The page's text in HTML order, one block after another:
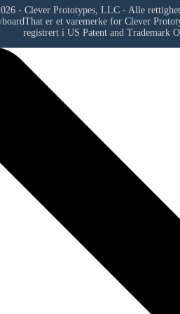
- Clever Prototypes, LLC - Alle
er et varemerke for Clever
registrert i US Patent and Trademark